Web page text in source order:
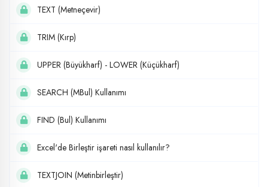
TEXT (Metneçevir)
TRIM (Kırp)
UPPER (Büyükharf) - LOWER (Küçükharf)
SEARCH (MBul) Kullanımı
FIND (Bul) Kullanımı
Excel'de Birleştir işareti nasıl kullanılır?
TEXTJOIN (Metinbirleştir)